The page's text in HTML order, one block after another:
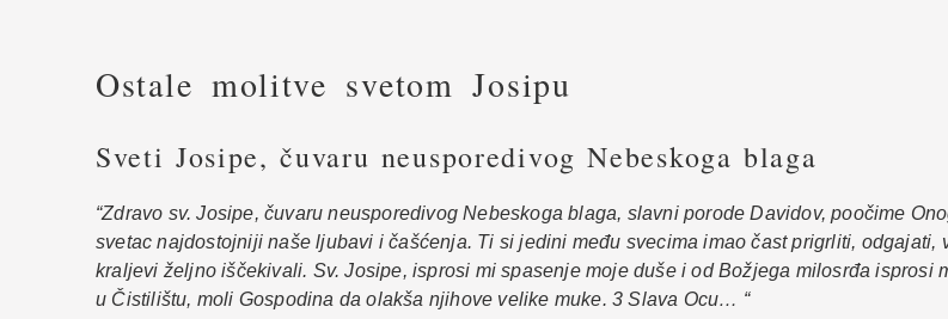
Ostale molitve svetom Josipu
Sveti Josipe, čuvaru neusporedivog Nebeskoga blaga
“Zdravo sv. Josipe, čuvaru neusporedivog Nebeskoga blaga, slavni porode Davidov, poočime
svetac najdostojniji naše ljubavi i čašćenja. Ti si jedini među svecima imao čast prigrliti, odgajati,
kraljevi željno iščekivali. Sv. Josipe, isprosi mi spasenje moje duše i od Božjega milosrđa isprosi
u Čistilištu, moli Gospodina da olakša njihove velike muke. 3 Slava Ocu… “